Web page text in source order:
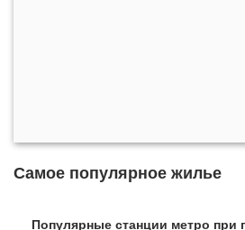
Самое популярное жилье
Популярные станции метро при